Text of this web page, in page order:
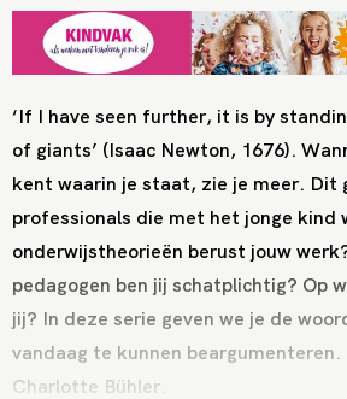
‘If I have seen further, it is by
of giants’ (Isaac Newton, 1676).
kent waarin je staat, zie je meer. Dit
professionals die met het jonge kind
onderwijstheorieën berust jouw
pedagogen ben jij schatplichtig? Op
jij? In deze serie geven we je de
vandaag te kunnen beargumenteren.
Charlotte Bühler.